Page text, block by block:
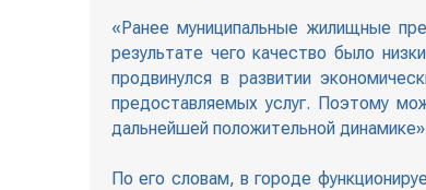
«Ранее муниципальные жилищные
результате чего качество было
продвинулся в развитии
предоставляемых услуг. Поэтому
дальнейшей положительной
По его словам, в городе